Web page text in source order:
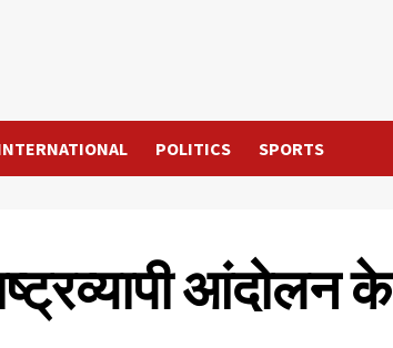
POLITICS SPORTS
आंदोलन के